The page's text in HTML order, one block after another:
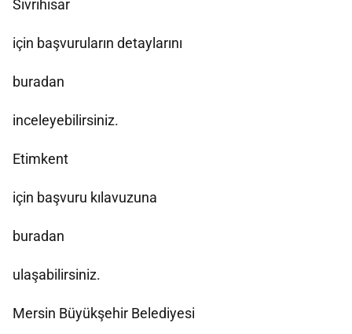
Sivrihisar
için başvuruların detaylarını
buradan
inceleyebilirsiniz.
Etimkent
için başvuru kılavuzuna
buradan
ulaşabilirsiniz.
Mersin Büyükşehir Belediyesi